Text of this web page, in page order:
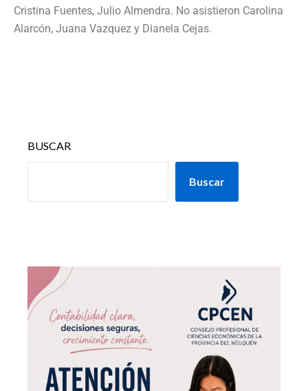
Cristina Fuentes, Julio Almendra. No asistieron Carolina
Alarcón, Juana Vazquez y Dianela Cejas.
BUSCAR
Buscar